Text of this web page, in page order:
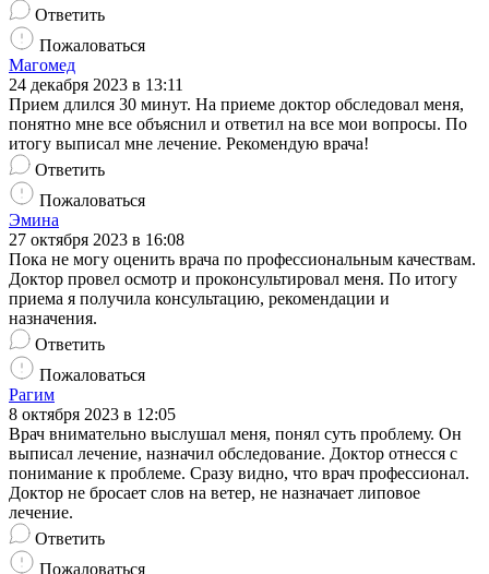
Ответить
Пожаловаться
Магомед
24 декабря 2023 в 13:11
Прием длился 30 минут. На приеме доктор обследовал меня,
понятно мне все объяснил и ответил на все мои вопросы. По
итогу выписал мне лечение. Рекомендую врача!
Ответить
Пожаловаться
Эмина
27 октября 2023 в 16:08
Пока не могу оценить врача по профессиональным качествам.
Доктор провел осмотр и проконсультировал меня. По итогу
приема я получила консультацию, рекомендации и
назначения.
Ответить
Пожаловаться
Рагим
8 октября 2023 в 12:05
Врач внимательно выслушал меня, понял суть проблему. Он
выписал лечение, назначил обследование. Доктор отнесся с
понимание к проблеме. Сразу видно, что врач профессионал.
Доктор не бросает слов на ветер, не назначает липовое
лечение.
Ответить
Пожаловаться